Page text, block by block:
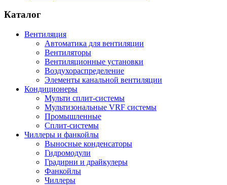
Каталог
Вентиляция
Автоматика для вентиляции
Вентиляторы
Вентиляционные установки
Воздухораспределение
Элементы канальной вентиляции
Кондиционеры
Мульти сплит-системы
Мультизональные VRF системы
Промышленные
Сплит-системы
Чиллеры и фанкойлы
Выносные конденсаторы
Гидромодули
Градирни и драйкулеры
Фанкойлы
Чиллеры